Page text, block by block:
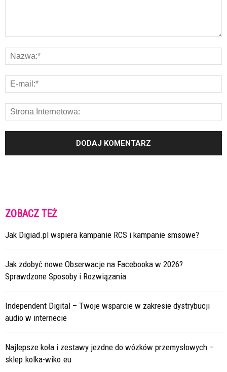
ZOBACZ TEŻ
Jak Digiad.pl wspiera kampanie RCS i kampanie smsowe?
Jak zdobyć nowe Obserwacje na Facebooka w 2026?
Sprawdzone Sposoby i Rozwiązania
Independent Digital – Twoje wsparcie w zakresie dystrybucji
audio w internecie
Najlepsze koła i zestawy jezdne do wózków przemysłowych –
sklep.kolka-wiko.eu